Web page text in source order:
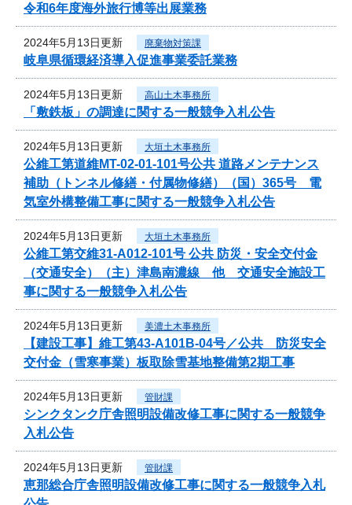
令和6年度海外旅行博等出展業務
2024年5月13日更新 廃棄物対策課
岐阜県循環経済導入促進事業委託業務
2024年5月13日更新 高山土木事務所
「敷鉄板」の調達に関する一般競争入札公告
2024年5月13日更新 大垣土木事務所
公維工第道維MT-02-01-101号公共 道路メンテナンス
補助（トンネル修繕・付属物修繕）（国）365号 電
気室外構整備工事に関する一般競争入札公告
2024年5月13日更新 大垣土木事務所
公維工第交維31-A012-101号 公共 防災・安全交付金
（交通安全）（主）津島南濃線 他 交通安全施設工
事に関する一般競争入札公告
2024年5月13日更新 美濃土木事務所
【建設工事】維工第43-A101B-04号／公共 防災安全
交付金（雪寒事業）板取除雪基地整備第2期工事
2024年5月13日更新 管財課
シンクタンク庁舎照明設備改修工事に関する一般競争
入札公告
2024年5月13日更新 管財課
恵那総合庁舎照明設備改修工事に関する一般競争入札